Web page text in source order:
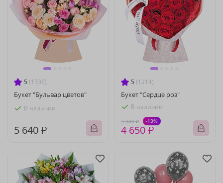
5 (1336)
Букет "Бульвар цветов"
В наличии
5 640 ₽
5 (1214)
Букет "Сердце роз"
В наличии
5 340 ₽ -13%
4 650 ₽